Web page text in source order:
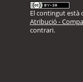
El contingut està
Atribució -
contrari.